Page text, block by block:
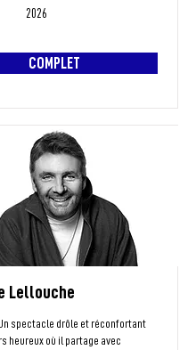
2026
COMPLET
Lellouche
spectacle drôle et réconfortant
heureux où il partage avec